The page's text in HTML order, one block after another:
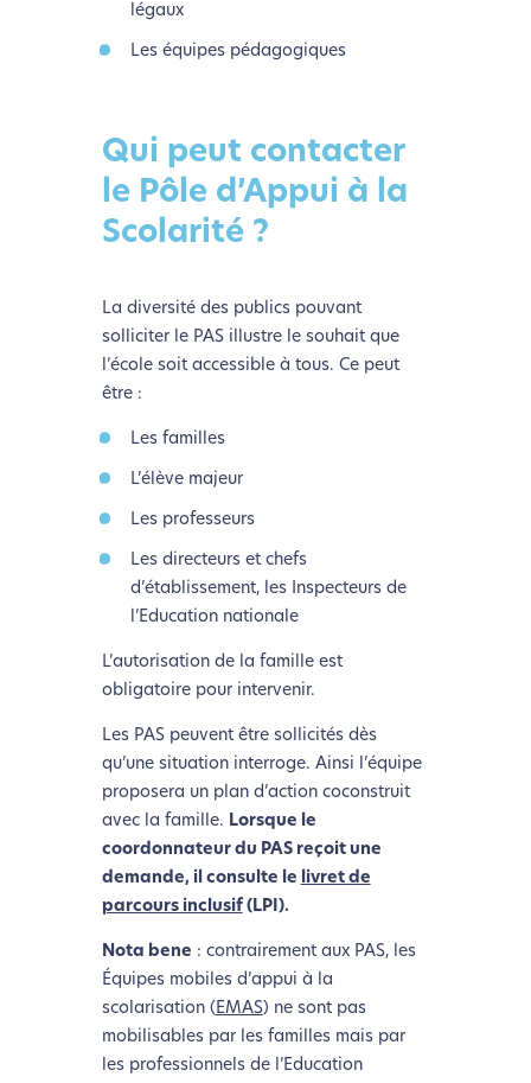
légaux
Les équipes pédagogiques
Qui peut contacter
le Pôle d’Appui à la
Scolarité ?
La diversité des publics pouvant
solliciter le PAS illustre le souhait que
l’école soit accessible à tous. Ce peut
être :
Les familles
L’élève majeur
Les professeurs
Les directeurs et chefs
d’établissement, les Inspecteurs de
l’Education nationale
L’autorisation de la famille est
obligatoire pour intervenir.
Les PAS peuvent être sollicités dès
qu’une situation interroge. Ainsi l’équipe
proposera un plan d’action coconstruit
avec la famille. Lorsque le
coordonnateur du PAS reçoit une
demande, il consulte le livret de
parcours inclusif(LPI).
Nota bene : contrairement aux PAS, les
Équipes mobiles d’appui à la
scolarisation ( EMAS) ne sont pas
mobilisables par les familles mais par
les professionnels de l’Education